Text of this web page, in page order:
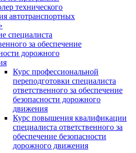
технического
автотранспортных
специалиста
за обеспечение
дорожного
Курс профессиональной
переподготовки специалиста
ответственного за обеспечение
безопасности дорожного
движения
Курс повышения квалификации
специалиста ответственного за
обеспечение безопасности
дорожного движения